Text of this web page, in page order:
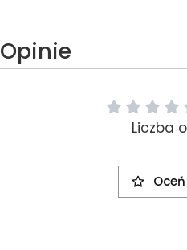
Opinie
Liczba